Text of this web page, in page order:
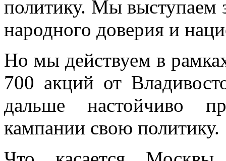
политику. Мы выступаем
народного доверия и
Но мы действуем в
700 акций от
дальше настойчиво
кампании свою политику.